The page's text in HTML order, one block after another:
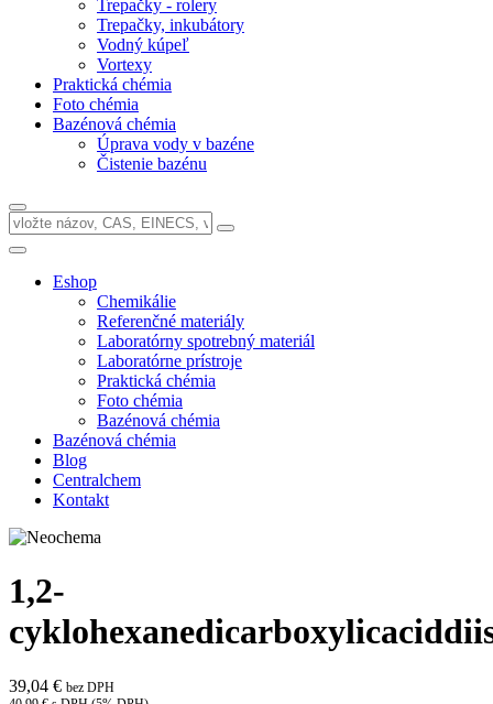
Trepačky - rolery
Trepačky, inkubátory
Vodný kúpeľ
Vortexy
Praktická chémia
Foto chémia
Bazénová chémia
Úprava vody v bazéne
Čistenie bazénu
Eshop
Chemikálie
Referenčné materiály
Laboratórny spotrebný materiál
Laboratórne prístroje
Praktická chémia
Foto chémia
Bazénová chémia
Bazénová chémia
Blog
Centralchem
Kontakt
1,2-
39,04 € bez DPH